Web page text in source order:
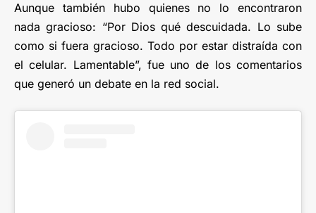
Aunque también hubo quienes no lo encontraron
nada gracioso: “Por Dios qué descuidada. Lo sube
como si fuera gracioso. Todo por estar distraída con
el celular. Lamentable”, fue uno de los comentarios
que generó un debate en la red social.